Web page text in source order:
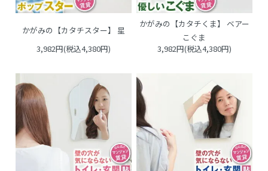
かがみの【カタチスター】 星
3,982円(税込4,380円)
かがみの【カタチくま】 ベアー
こぐま
3,982円(税込4,380円)